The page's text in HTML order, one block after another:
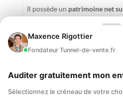
Il possède un patrimoine net
d'eurosen investissant en
l'immobilier en possédant 6
et une villa au Costa Rica.
comme le spécialiste des
entrepreneurs.
Maxence Rigottier
Fondateur Tunnel-de-vente.fr
Auditer gratuitement mon
Sélectionnez le créneau de votre